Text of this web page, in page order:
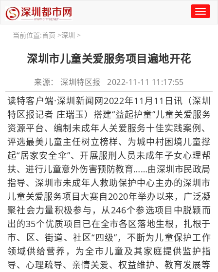
Toggle
当前位置:首页 >深圳 >
深圳市儿童关爱服务项目遍地开花
来源： 深圳特区报 2022-11-11 11:17:55
读特客户端·深圳新闻网2022年11月11日讯（深圳
特区报记者 庄瑞玉）搭建“益起护童”儿童关爱服务
资源平台、编制未成年人关爱服务十佳实践案例、
评选最美儿童主任树立榜样、为城中村困境儿童撑
起“居家安全伞”、开展服刑人员未成年子女心理帮
扶、进行儿童意外伤害预防教育……由深圳市民政局
指导、深圳市未成年人救助保护中心主办的深圳市
儿童关爱服务项目大赛自2020年举办以来，广泛凝
聚社会力量积极参与，从246个参选项目中脱颖而
出的35个优质项目已在全市各区落地生根，扎根于
市、区、街道、社区“四级”，不断为儿童保护工作
领域供给营养，为全市儿童及其家庭提供监护指
导、心理疏导、亲情关爱、权益维护、教育发展等